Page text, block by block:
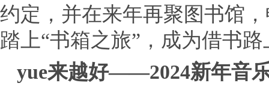
约定，并在来年再聚图书馆
踏上“书箱之旅”，成为借书
yue来越好——2024新年音